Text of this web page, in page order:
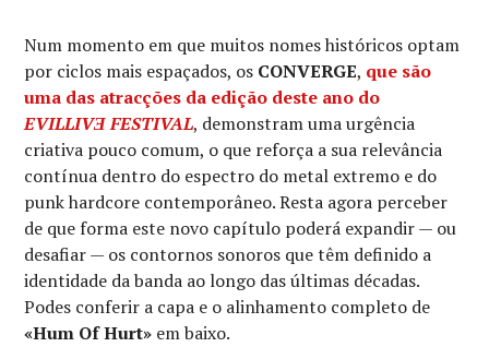
Num momento em que muitos nomes históricos optam
por ciclos mais espaçados, os CONVERGE, que são
uma das atracções da edição deste ano do
EVILLIVƎ FESTIVAL, demonstram uma urgência
criativa pouco comum, o que reforça a sua relevância
contínua dentro do espectro do metal extremo e do
punk hardcore contemporâneo. Resta agora perceber
de que forma este novo capítulo poderá expandir — ou
desafiar — os contornos sonoros que têm definido a
identidade da banda ao longo das últimas décadas.
Podes conferir a capa e o alinhamento completo de
«Hum Of Hurt» em baixo.